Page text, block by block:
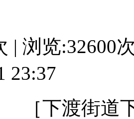
| 浏览:32600
23:37
下渡街道下